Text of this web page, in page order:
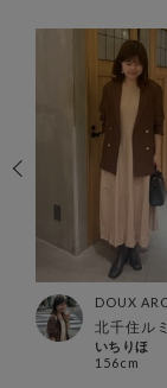
DOUX
北千住ル
いちりほ
156cm